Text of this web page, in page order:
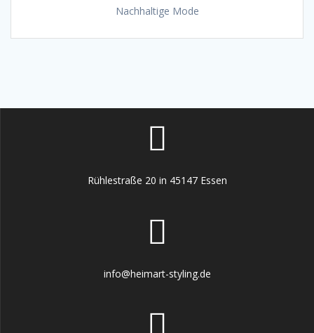
Nachhaltige Mode
Rühlestraße 20 in 45147 Essen
info@heimart-styling.de